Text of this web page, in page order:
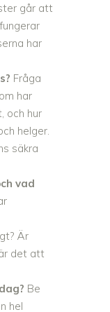
går att
har
Fråga
har
och hur
helger.
säkra
vad
Är
det att
Be
hel